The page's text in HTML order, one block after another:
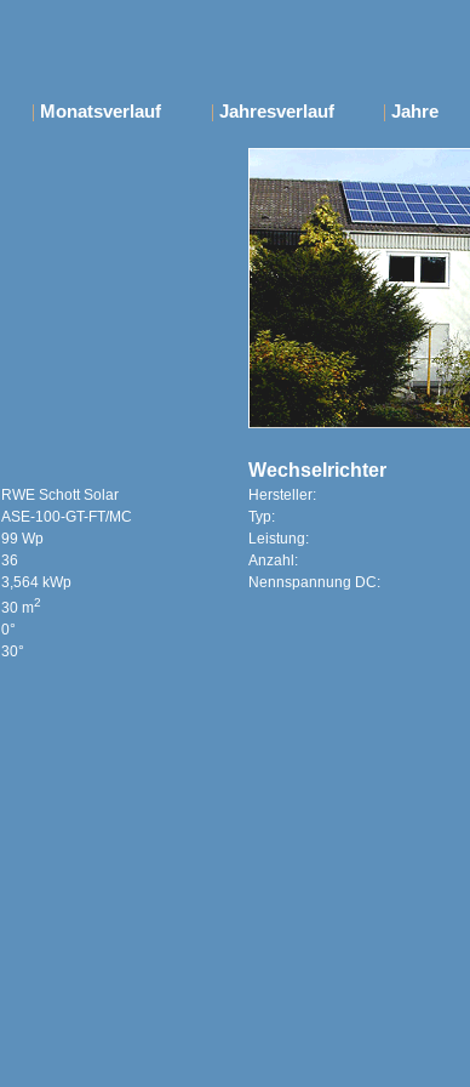
| Monatsverlauf | Jahresverlauf |Jahre
Wechselrichter
RWE Schott Solar Hersteller:
ASE-100-GT-FT/MC Typ:
99 Wp Leistung:
36 Anzahl:
3,564 kWp Nennspannung DC:
30 m2
0°
30°